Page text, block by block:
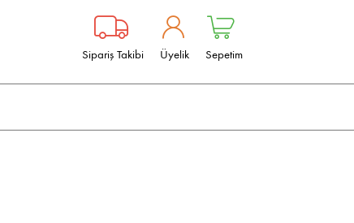
Sipariş Takibi Üyelik Sepetim